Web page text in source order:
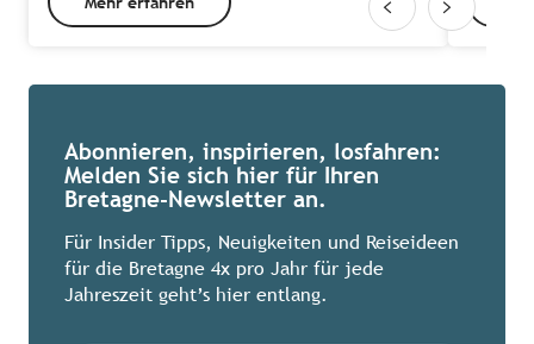
Abonnieren, inspirieren, losfahren:
Melden Sie sich hier für Ihren
Bretagne-Newsletter an.
Für Insider Tipps, Neuigkeiten und Reiseideen
für die Bretagne 4x pro Jahr für jede
Jahreszeit geht’s hier entlang.